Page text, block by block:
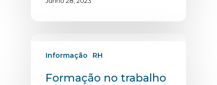
Informação RH
Formação no trabalho